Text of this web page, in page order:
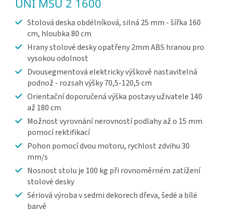
UNI MSU 2 1600
Stolová deska obdélníková, silná 25 mm - šířka 160
cm, hloubka 80 cm
Hrany stolové desky opatřeny 2mm ABS hranou pro
vysokou odolnost
Dvousegmentová elektricky výškově nastavitelná
podnož - rozsah výšky 70,5-120,5 cm
Orientační doporučená výška postavy uživatele 140
až 180 cm
Možnost vyrovnání nerovností podlahy až o 15 mm
pomocí rektifikací
Pohon pomocí dvou motoru, rychlost zdvihu 30
mm/s
Nosnost stolu je 100 kg při rovnoměrném zatížení
stolové desky
Sériová výroba v sedmi dekorech dřeva, šedé a bílé
barvě